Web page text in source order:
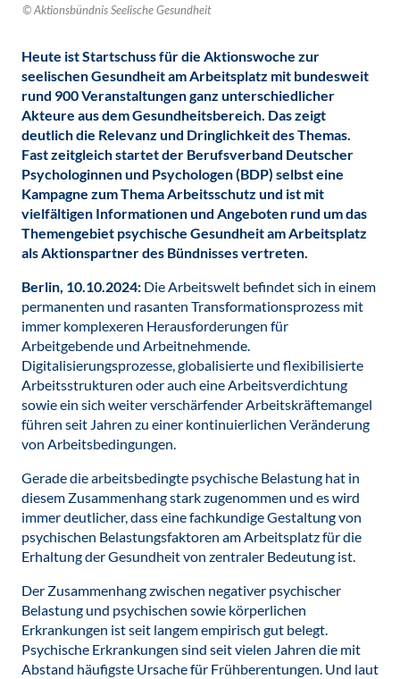
© Aktionsbündnis Seelische Gesundheit
Heute ist Startschuss für die Aktionswoche zur
seelischen Gesundheit am Arbeitsplatz mit bundesweit
rund 900 Veranstaltungen ganz unterschiedlicher
Akteure aus dem Gesundheitsbereich. Das zeigt
deutlich die Relevanz und Dringlichkeit des Themas.
Fast zeitgleich startet der Berufsverband Deutscher
Psychologinnen und Psychologen (BDP) selbst eine
Kampagne zum Thema Arbeitsschutz und ist mit
vielfältigen Informationen und Angeboten rund um das
Themengebiet psychische Gesundheit am Arbeitsplatz
als Aktionspartner des Bündnisses vertreten.
Berlin, 10.10.2024: Die Arbeitswelt befindet sich in einem
permanenten und rasanten Transformationsprozess mit
immer komplexeren Herausforderungen für
Arbeitgebende und Arbeitnehmende.
Digitalisierungsprozesse, globalisierte und flexibilisierte
Arbeitsstrukturen oder auch eine Arbeitsverdichtung
sowie ein sich weiter verschärfender Arbeitskräftemangel
führen seit Jahren zu einer kontinuierlichen Veränderung
von Arbeitsbedingungen.
Gerade die arbeitsbedingte psychische Belastung hat in
diesem Zusammenhang stark zugenommen und es wird
immer deutlicher, dass eine fachkundige Gestaltung von
psychischen Belastungsfaktoren am Arbeitsplatz für die
Erhaltung der Gesundheit von zentraler Bedeutung ist.
Der Zusammenhang zwischen negativer psychischer
Belastung und psychischen sowie körperlichen
Erkrankungen ist seit langem empirisch gut belegt.
Psychische Erkrankungen sind seit vielen Jahren die mit
Abstand häufigste Ursache für Frühberentungen. Und laut